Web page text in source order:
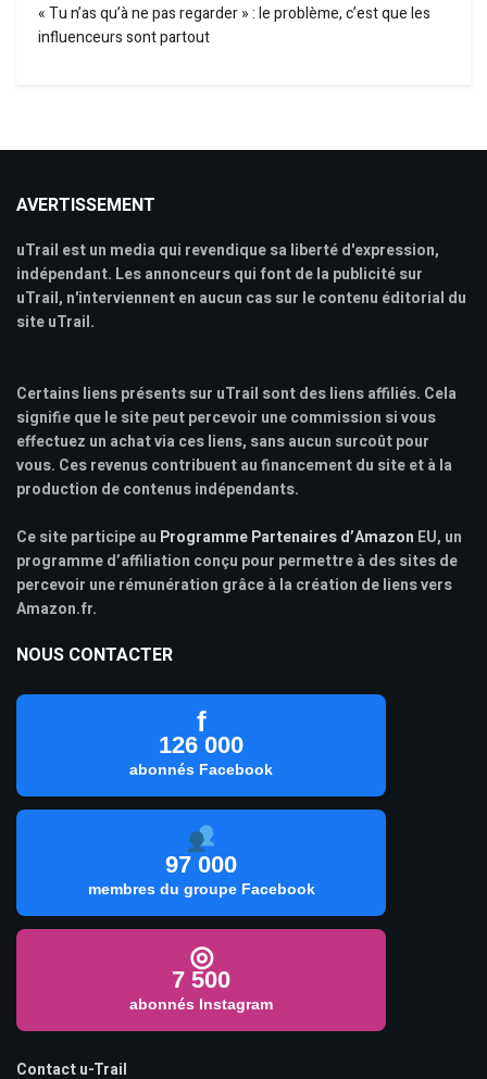
« Tu n’as qu’à ne pas regarder » : le problème, c’est que les
influenceurs sont partout
AVERTISSEMENT
uTrail est un media qui revendique sa liberté d'expression,
indépendant. Les annonceurs qui font de la publicité sur
uTrail, n'interviennent en aucun cas sur le contenu éditorial du
site uTrail.
Certains liens présents sur uTrail sont des liens affiliés. Cela
signifie que le site peut percevoir une commission si vous
effectuez un achat via ces liens, sans aucun surcoût pour
vous. Ces revenus contribuent au financement du site et à la
production de contenus indépendants.
Ce site participe au Programme Partenaires d’Amazon EU, un
programme d’affiliation conçu pour permettre à des sites de
percevoir une rémunération grâce à la création de liens vers
Amazon.fr.
NOUS CONTACTER
f
126 000
abonnés Facebook
97 000
membres du groupe Facebook
◎
7 500
abonnés Instagram
Contact u-Trail